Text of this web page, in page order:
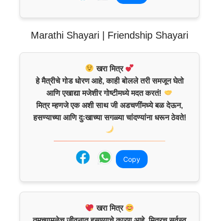
Marathi Shayari | Friendship Shayari
खरा मित्र
हे मैत्रीचे गोड धोरण आहे, काही बोलले तरी समजून घेतो
आणि एखाद्या मजेशीर गोष्टीमध्ये मदत करतं!
मित्र म्हणजे एक अशी साथ जी अडचणींमध्ये बळ देऊन,
हसण्याच्या आणि दुःखाच्या सगळ्या चांदण्यांना धरून ठेवते!
Copy
खरा मित्र